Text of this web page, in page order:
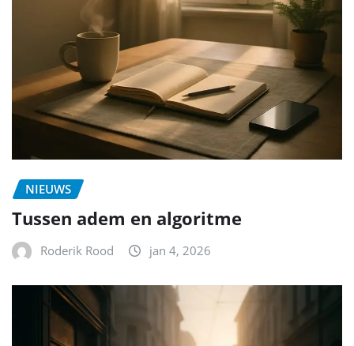
NIEUWS
Tussen adem en algoritme
Roderik Rood jan 4, 2026